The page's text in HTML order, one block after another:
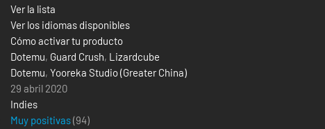
Ver la lista
Ver los idiomas disponibles
Cómo activar tu producto
Dotemu, Guard Crush, Lizardcube
Dotemu, Yooreka Studio (Greater China)
29 abril 2020
Indies
Muy positivas(94)